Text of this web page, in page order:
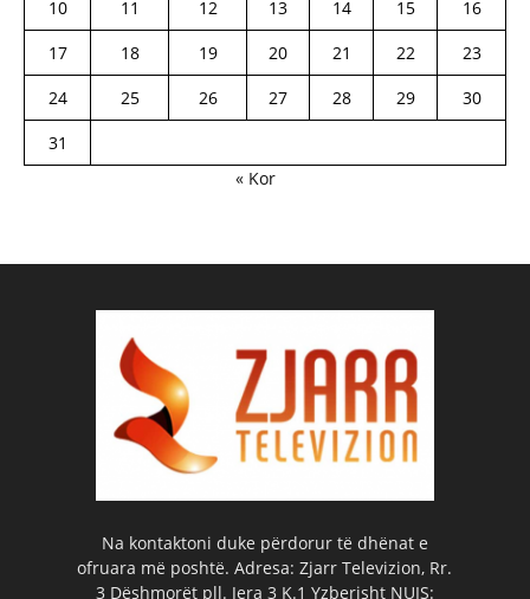
10
11 12 13 14 15
16
17
18 19 20 21 22
23
24
25 26 27 28 29
30
31
« Kor
Na kontaktoni duke përdorur të dhënat e
ofruara më poshtë. Adresa: Zjarr Televizion, Rr.
3 Dëshmorët pll. Jera 3 K.1 Yzberisht NUIS: